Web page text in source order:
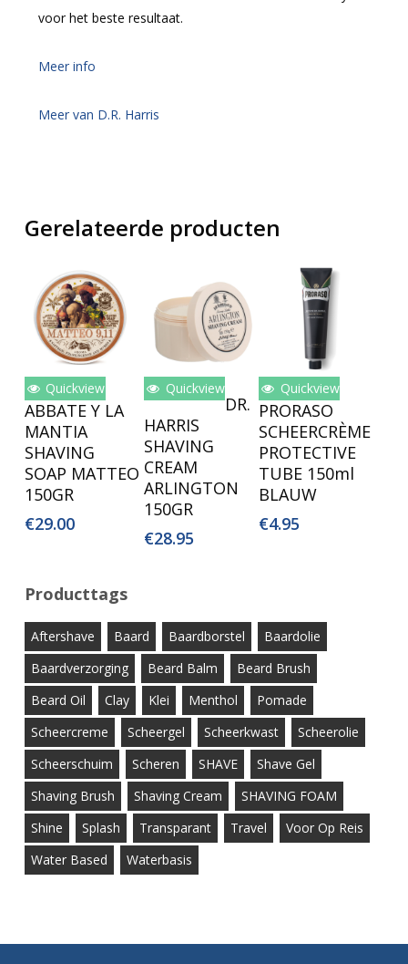
voor het beste resultaat.
Meer info
Meer van D.R. Harris
Gerelateerde producten
Lees Verder
Quickview
ABBATE Y LA
MANTIA
SHAVING
SOAP MATTEO
150GR
€29.00
Toevoegen
Aan
Winkelwagen
Quickview
DR.
HARRIS
SHAVING
CREAM
ARLINGTON
150GR
€28.95
Toevoegen
Aan
Winkelwagen
Quickview
PRORASO
SCHEERCRÈME
PROTECTIVE
TUBE 150ml
BLAUW
€4.95
Producttags
Aftershave Baard Baardborstel
Baardolie
Baardverzorging
Beard Balm
Beard Brush
Beard Oil
Clay Klei Menthol
Pomade
Scheercreme
Scheergel Scheerkwast
Scheerolie
Scheerschuim
Scheren SHAVE
Shave Gel
Shaving Brush
Shaving Cream
SHAVING FOAM
Shine
Splash Transparant Travel
Voor Op Reis
Water Based
Waterbasis